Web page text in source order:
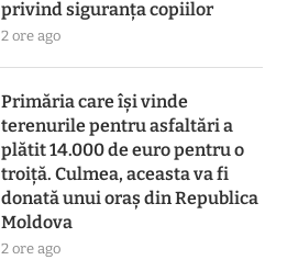
privind siguranța copiilor
2 ore ago
Primăria care își vinde
terenurile pentru asfaltări a
plătit 14.000 de euro pentru o
troiță. Culmea, aceasta va fi
donată unui oraș din Republica
Moldova
2 ore ago